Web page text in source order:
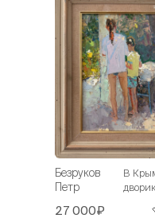
Безруков
Петр
В
27 000₽